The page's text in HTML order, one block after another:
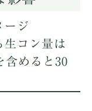
ージ
生コン量は
含めると30